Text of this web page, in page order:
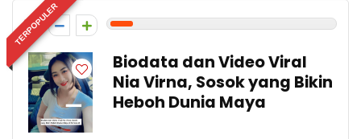
TERPOPULER
1
Biodata dan Video Viral
Nia Virna, Sosok yang Bikin
Heboh Dunia Maya